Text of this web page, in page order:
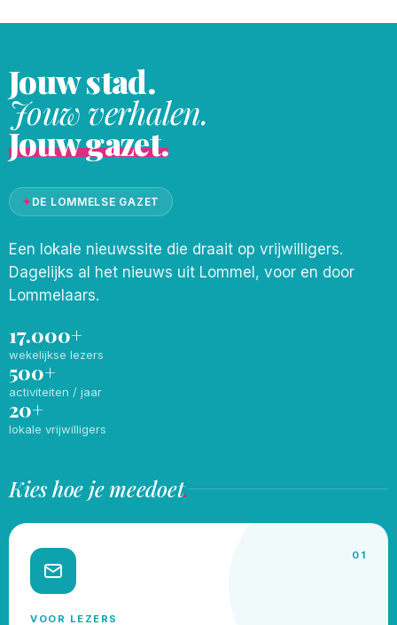
Jouw stad.
Jouw verhalen.
Jouw gazet.
✦DE LOMMELSE GAZET
Een lokale nieuwssite die draait op vrijwilligers.
Dagelijks al het nieuws uit Lommel, voor en door
Lommelaars.
17.000+
wekelijkse lezers
500+
activiteiten / jaar
20+
lokale vrijwilligers
Kies hoe je meedoet.
01
VOOR LEZERS